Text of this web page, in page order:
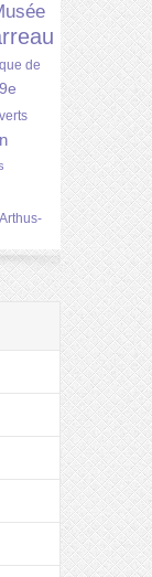
de